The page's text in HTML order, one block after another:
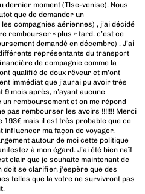
dernier moment (Tlse-venise). Nous
que de demander un
compagnies aériennes) , j’ai décidé
rembourser « plus » tard. c’est ce
demandé en décembre) . J’ai
différents représentants du transport
de compagnie comme la
qualifié de doux rêveur et m’ont
immédiat que j’aurai pu avoir très
9 mois après, n’ayant aucune
remboursement et on me répond
pas rembourser les avoirs !!!!!!! Merci
193€ mais il est très probable que ce
influencer ma façon de voyager.
autour de moi cette politique
à mon égard. J’ai été bien naïf
clair que je souhaite maintenant de
se clarifier, j’espère que des
telles que la votre ne survivront pas